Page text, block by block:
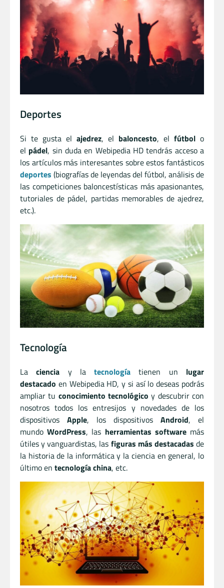
Deportes
Si te gusta el ajedrez, el baloncesto, el fútbol o
el pádel, sin duda en Webipedia HD tendrás acceso a
los artículos más interesantes sobre estos fantásticos
deportes (biografías de leyendas del fútbol, análisis de
las competiciones baloncestísticas más apasionantes,
tutoriales de pádel, partidas memorables de ajedrez,
etc.).
Tecnología
Laciencia y latecnología tienen un lugar
destacado en Webipedia HD, y si así lo deseas podrás
ampliar tu conocimiento tecnológico y descubrir con
nosotros todos los entresijos y novedades de los
dispositivos Apple, los dispositivos Android, el
mundoWordPress, las herramientas softwaremás
útiles y vanguardistas, las figuras más destacadas de
la historia de la informática y la ciencia en general, lo
último en tecnología china, etc.